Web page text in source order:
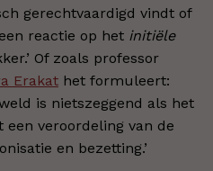
gerechtvaardigd vindt of
reactie op het initiële
Of zoals professor
Erakat het formuleert:
is nietszeggend als het
veroordeling van de
en bezetting.’